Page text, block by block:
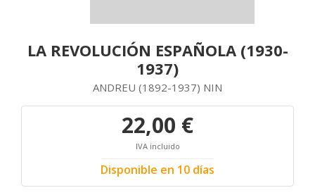
LA REVOLUCIÓN ESPAÑOLA (1930-
1937)
ANDREU (1892-1937) NIN
22,00 €
IVA incluido
Disponible en 10 días